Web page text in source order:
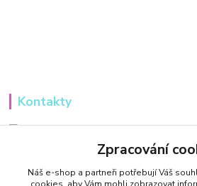
Kontakty
+420 607984148
Zpracování
Náš e-shop a partneři potřebují Váš